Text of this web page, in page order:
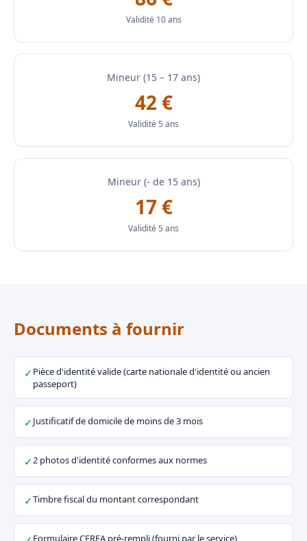
Validité 10 ans
Mineur (15 – 17 ans)
42 €
Validité 5 ans
Mineur (- de 15 ans)
17 €
Validité 5 ans
Documents à fournir
✓ Pièce d'identité valide (carte nationale d'identité ou ancien
passeport)
✓Justificatif de domicile de moins de 3 mois
✓2 photos d'identité conformes aux normes
✓Timbre fiscal du montant correspondant
Formulaire CERFA pré-rempli (fourni par le service)